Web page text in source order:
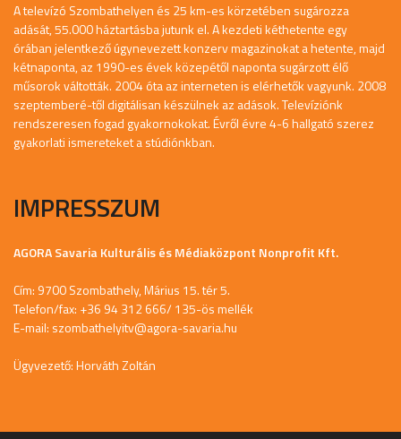
A televízó Szombathelyen és 25 km-es körzetében sugározza
adását, 55.000 háztartásba jutunk el. A kezdeti kéthetente egy
órában jelentkező úgynevezett konzerv magazinokat a hetente, majd
kétnaponta, az 1990-es évek közepétől naponta sugárzott élő
műsorok váltották. 2004 óta az interneten is elérhetők vagyunk. 2008
szeptemberé-től digitálisan készülnek az adások. Televíziónk
rendszeresen fogad gyakornokokat. Évről évre 4-6 hallgató szerez
gyakorlati ismereteket a stúdiónkban.
IMPRESSZUM
AGORA Savaria Kulturális és Médiaközpont Nonprofit Kft.
Cím: 9700 Szombathely, Márius 15. tér 5.
Telefon/fax: +36 94 312 666/ 135-ös mellék
E-mail: szombathelyitv@agora-savaria.hu
Ügyvezető: Horváth Zoltán